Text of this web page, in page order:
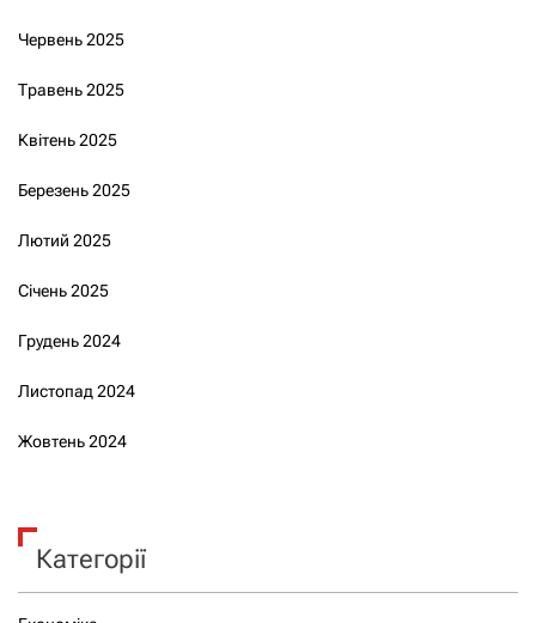
Червень 2025
Травень 2025
Квітень 2025
Березень 2025
Лютий 2025
Січень 2025
Грудень 2024
Листопад 2024
Жовтень 2024
Категорії